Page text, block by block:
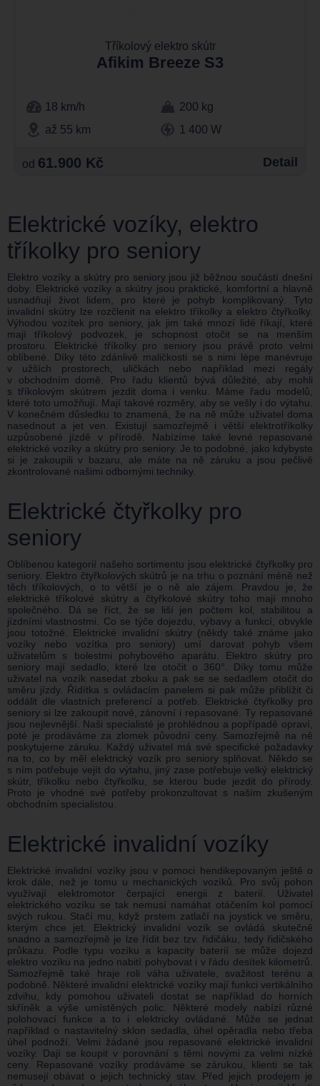
Tříkolový elektro skútr
Afikim Breeze S3
18 km/h
200 kg
až 55 km
1 400 W
od 61.900 Kč Detail
Elektrické vozíky, elektro
tříkolky pro seniory
Elektro vozíky a skútry pro seniory jsou již běžnou součástí dnešní
doby. Elektrické vozíky a skútry jsou praktické, komfortní a hlavně
usnadňují život lidem, pro které je pohyb komplikovaný. Tyto
invalidní skútry lze rozčlenit na elektro tříkolky a elektro čtyřkolky.
Výhodou vozítek pro seniory, jak jim také mnozí lidé říkají, které
mají tříkolový podvozek, je schopnost otočit se na menším
prostoru. Elektrické tříkolky pro seniory jsou právě proto velmi
oblíbené. Díky této zdánlivě maličkosti se s nimi lépe manévruje
v užších prostorech, uličkách nebo například mezi regály
v obchodním domě. Pro řadu klientů bývá důležité, aby mohli
s tříkolovým skútrem jezdit doma i venku. Máme řadu modelů,
které toto umožňují. Mají takové rozměry, aby se vešly i do výtahu.
V konečném důsledku to znamená, že na ně může uživatel doma
nasednout a jet ven. Existují samozřejmě i větší elektrotříkolky
uzpůsobené jízdě v přírodě. Nabízíme také levné repasované
elektrické vozíky a skútry pro seniory. Je to podobné, jako kdybyste
si je zakoupili v bazaru, ale máte na ně záruku a jsou pečlivě
zkontrolované našimi odbornými techniky.
Elektrické čtyřkolky pro
seniory
Oblíbenou kategorií našeho sortimentu jsou elektrické čtyřkolky pro
seniory. Elektro čtyřkolových skútrů je na trhu o poznání méně než
těch tříkolových, o to větší je o ně ale zájem. Pravdou je, že
elektrické tříkolové skútry a čtyřkolové skútry toho mají mnoho
společného. Dá se říct, že se liší jen počtem kol, stabilitou a
jízdními vlastnostmi. Co se týče dojezdu, výbavy a funkcí, obvykle
jsou totožné. Elektrické invalidní skútry (někdy také známe jako
vozíky nebo vozítka pro seniory) umí darovat pohyb všem
uživatelům s bolestmi pohybového aparátu. Elektro skútry pro
seniory mají sedadlo, které lze otočit o 360°. Díky tomu může
uživatel na vozík nasedat zboku a pak se se sedadlem otočit do
směru jízdy. Řídítka s ovládacím panelem si pak může přiblížit či
oddálit dle vlastních preferencí a potřeb. Elektrické čtyřkolky pro
seniory si lze zakoupit nové, zánovní i repasované. Ty repasované
jsou nejlevnější. Naši specialisté je prohlédnou a popřípadě opraví,
poté je prodáváme za zlomek původní ceny. Samozřejmě na ně
poskytujeme záruku. Každý uživatel má své specifické požadavky
na to, co by měl elektrický vozík pro seniory splňovat. Někdo se
s ním potřebuje vejít do výtahu, jiný zase potřebuje velký elektrický
skútr, tříkolku nebo čtyřkolku, se kterou bude jezdit do přírody.
Proto je vhodné své potřeby prokonzultovat s naším zkušeným
obchodním specialistou.
Elektrické invalidní vozíky
Elektrické invalidní vozíky jsou v pomoci hendikepovaným ještě o
krok dále, než je tomu u mechanických vozíků. Pro svůj pohon
využívají elektromotor čerpající energii z baterií. Uživatel
elektrického vozíku se tak nemusí namáhat otáčením kol pomocí
svých rukou. Stačí mu, když prstem zatlačí na joystick ve směru,
kterým chce jet. Elektrický invalidní vozík se ovládá skutečně
snadno a samozřejmě je lze řídit bez tzv. řidičáku, tedy řidičského
průkazu. Podle typu vozíku a kapacity baterií se může dojezd
elektro vozíku na jedno nabití pohybovat i v řádu desítek kilometrů.
Samozřejmě také hraje roli váha uživatele, svažitost terénu a
podobně. Některé invalidní elektrické vozíky mají funkci vertikálního
zdvihu, kdy pomohou uživateli dostat se například do horních
skříněk a výše umístěných polic. Některé modely nabízí různé
polohovací funkce a to i elektricky ovládané. Může se jednat
například o nastavitelný sklon sedadla, úhel opěradla nebo třeba
úhel podnoží. Velmi žádané jsou repasované elektrické invalidní
vozíky. Dají se koupit v porovnání s těmi novými za velmi nízké
ceny. Repasované vozíky prodáváme se zárukou, klienti se tak
nemusejí obávat o jejich technický stav. Před jejich prodejem je